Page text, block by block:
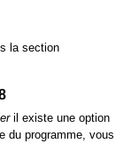
la section
il existe une option
du programme, vous